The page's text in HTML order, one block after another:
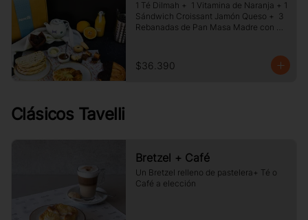
1 Té Dilmah +  1 Vitamina de Naranja + 1
Sándwich Croissant Jamón Queso +  3
Rebanadas de Pan Masa Madre con
gr de Galletas Surtida.
$36.390
Clásicos Tavelli
Bretzel + Café
Un Bretzel relleno de pastelera+ Té o
Café a elección